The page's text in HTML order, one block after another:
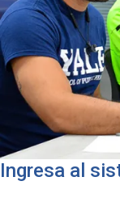
Ingresa al